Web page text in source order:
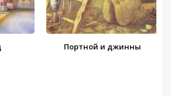
Портной и джинны